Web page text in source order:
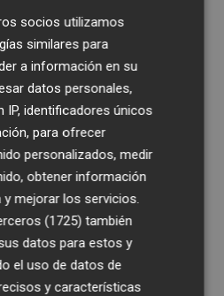
y ya prepara un dron
hunde y otra sufre daños en un
el puerto de Valencia
la actualidad de
en tu correo
suscribirme
socios utilizamos
similares para
a información en su
datos personales,
IP, identificadores únicos
para ofrecer
personalizados, medir
obtener información
y mejorar los servicios.
(1725) también
datos para estos y
el uso de datos de
y características